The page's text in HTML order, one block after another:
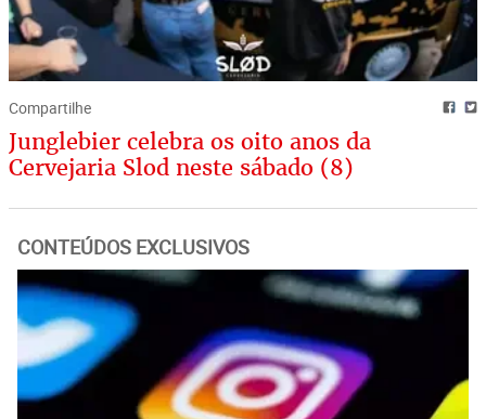
Compartilhe
Junglebier celebra os oito anos da
Cervejaria Slod neste sábado (8)
CONTEÚDOS EXCLUSIVOS